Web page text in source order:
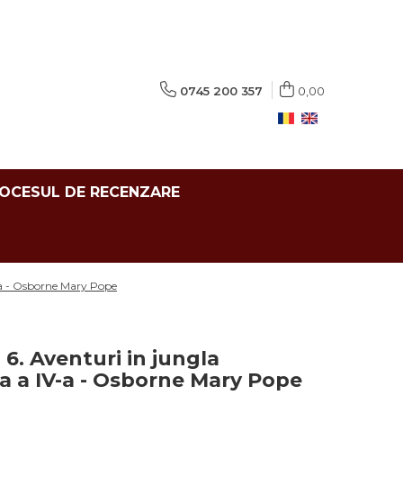
0745 200 357 0,00
DE RECENZARE
Osborne Mary Pope
Aventuri in jungla
a IV-a - Osborne Mary Pope